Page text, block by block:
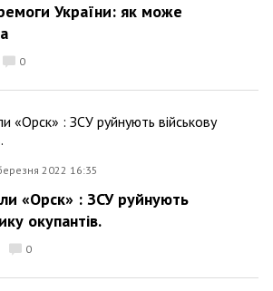
України: як може
0
2022 16:35
«Орск» : ЗСУ руйнують
окупантів.
0